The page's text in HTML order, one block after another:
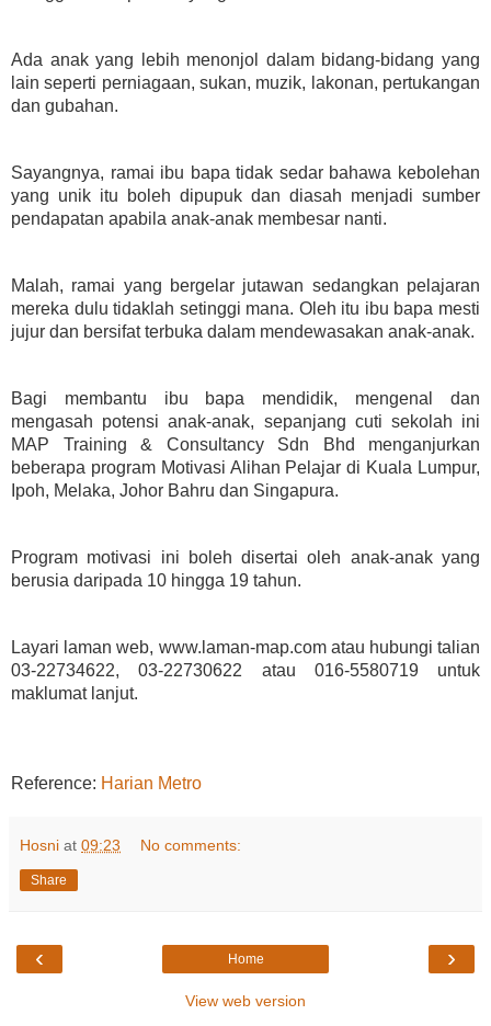
Ada anak yang lebih menonjol dalam bidang-bidang yang
lain seperti perniagaan, sukan, muzik, lakonan, pertukangan
dan gubahan.
Sayangnya, ramai ibu bapa tidak sedar bahawa kebolehan
yang unik itu boleh dipupuk dan diasah menjadi sumber
pendapatan apabila anak-anak membesar nanti.
Malah, ramai yang bergelar jutawan sedangkan pelajaran
mereka dulu tidaklah setinggi mana. Oleh itu ibu bapa mesti
jujur dan bersifat terbuka dalam mendewasakan anak-anak.
Bagi membantu ibu bapa mendidik, mengenal dan
mengasah potensi anak-anak, sepanjang cuti sekolah ini
MAP Training & Consultancy Sdn Bhd menganjurkan
beberapa program Motivasi Alihan Pelajar di Kuala Lumpur,
Ipoh, Melaka, Johor Bahru dan Singapura.
Program motivasi ini boleh disertai oleh anak-anak yang
berusia daripada 10 hingga 19 tahun.
Layari laman web, www.laman-map.com atau hubungi talian
03-22734622, 03-22730622 atau 016-5580719 untuk
maklumat lanjut.
Reference: Harian Metro
Hosni at 09:23 No comments:
Share
‹ ›
Home
View web version